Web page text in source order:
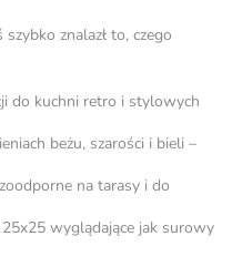
znalazł to, czego
do kuchni retro i stylowych
beżu, szarości i bieli –
na tarasy i do
25x25 wyglądające jak surowy